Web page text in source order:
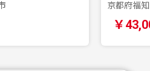
京都府福
￥